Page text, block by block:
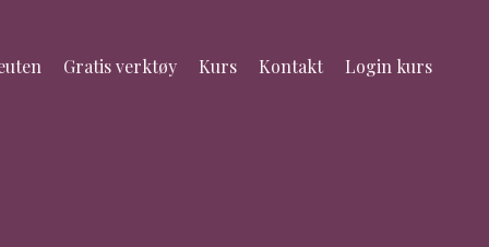
Gratis verktøy Kurs Kontakt Login kurs